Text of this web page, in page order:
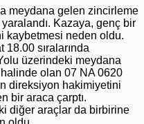
meydana gelen zincirleme
Kazaya, genç bir
kaybetmesi neden oldu.
18.00 sıralarında
üzerindeki meydana
olan 07 NA 0620
direksiyon hakimiyetini
bir araca çarptı.
diğer araçlar da birbirine